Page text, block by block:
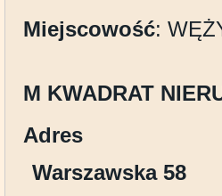
Miejscowość:
M KWADRAT
Adres
Warszawska 58